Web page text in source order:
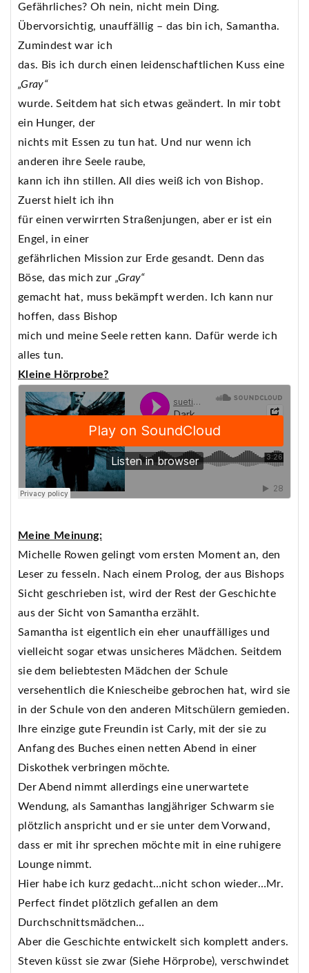
Gefährliches? Oh nein, nicht mein Ding.
Übervorsichtig, unauffällig – das bin ich, Samantha.
Zumindest war ich
das. Bis ich durch einen leidenschaftlichen Kuss eine
„Gray“
wurde. Seitdem hat sich etwas geändert. In mir tobt
ein Hunger, der
nichts mit Essen zu tun hat. Und nur wenn ich
anderen ihre Seele raube,
kann ich ihn stillen. All dies weiß ich von Bishop.
Zuerst hielt ich ihn
für einen verwirrten Straßenjungen, aber er ist ein
Engel, in einer
gefährlichen Mission zur Erde gesandt. Denn das
Böse, das mich zur „Gray“
gemacht hat, muss bekämpft werden. Ich kann nur
hoffen, dass Bishop
mich und meine Seele retten kann. Dafür werde ich
alles tun.
Kleine Hörprobe?
Meine Meinung:
Michelle Rowen gelingt vom ersten Moment an, den
Leser zu fesseln. Nach einem Prolog, der aus Bishops
Sicht geschrieben ist, wird der Rest der Geschichte
aus der Sicht von Samantha erzählt.
Samantha ist eigentlich ein eher unauffälliges und
vielleicht sogar etwas unsicheres Mädchen. Seitdem
sie dem beliebtesten Mädchen der Schule
versehentlich die Kniescheibe gebrochen hat, wird sie
in der Schule von den anderen Mitschülern gemieden.
Ihre einzige gute Freundin ist Carly, mit der sie zu
Anfang des Buches einen netten Abend in einer
Diskothek verbringen möchte.
Der Abend nimmt allerdings eine unerwartete
Wendung, als Samanthas langjähriger Schwarm sie
plötzlich anspricht und er sie unter dem Vorwand,
dass er mit ihr sprechen möchte mit in eine ruhigere
Lounge nimmt.
Hier habe ich kurz gedacht…nicht schon wieder…Mr.
Perfect findet plötzlich gefallen an dem
Durchschnittsmädchen…
Aber die Geschichte entwickelt sich komplett anders.
Steven küsst sie zwar (Siehe Hörprobe), verschwindet